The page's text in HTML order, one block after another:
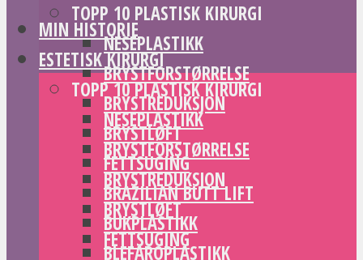
TOPP 10 PLASTISK KIRURGI
NESEPLASTIKK
BRYSTFORSTØRRELSE
BRYSTREDUKSJON
BRYSTLØFT
FETTSUGING
BRAZILIAN BUTT LIFT
BUKPLASTIKK
BLEFAROPLASTIKK
MIN HISTORIE
ESTETISK KIRURGI
TOPP 10 PLASTISK KIRURGI
NESEPLASTIKK
BRYSTFORSTØRRELSE
BRYSTREDUKSJON
BRYSTLØFT
FETTSUGING